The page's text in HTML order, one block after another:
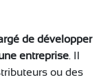
de développer
entreprise. Il
ou des